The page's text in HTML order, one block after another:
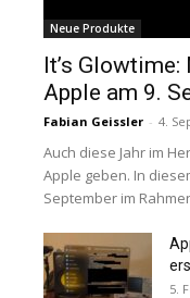
Neue Produkte
It’s
Apple am 9.
Fabian Geissler - 4.
Auch diese Jahr im
Apple geben. In
September im
5.